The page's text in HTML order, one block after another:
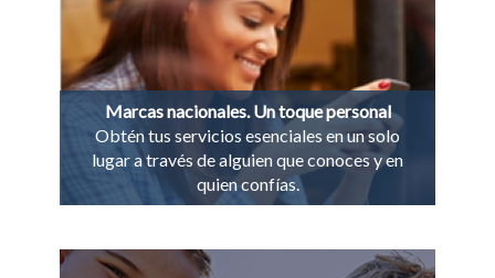
Marcas nacionales. Un toque personal
Obtén tus servicios esenciales en un solo
lugar a través de alguien que conoces y en
quien confías.